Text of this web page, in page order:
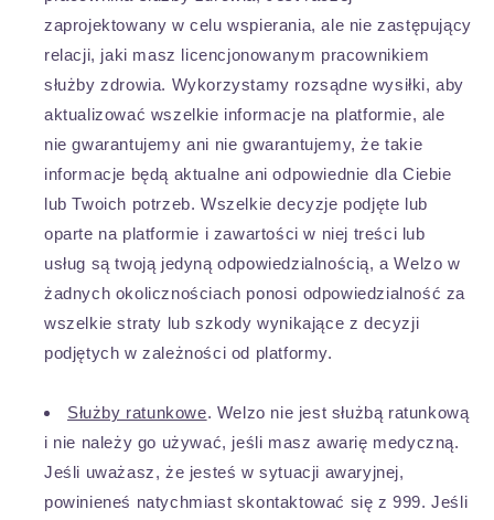
zaprojektowany w celu wspierania, ale nie zastępujący
relacji, jaki masz licencjonowanym pracownikiem
służby zdrowia. Wykorzystamy rozsądne wysiłki, aby
aktualizować wszelkie informacje na platformie, ale
nie gwarantujemy ani nie gwarantujemy, że takie
informacje będą aktualne ani odpowiednie dla Ciebie
lub Twoich potrzeb. Wszelkie decyzje podjęte lub
oparte na platformie i zawartości w niej treści lub
usług są twoją jedyną odpowiedzialnością, a Welzo w
żadnych okolicznościach ponosi odpowiedzialność za
wszelkie straty lub szkody wynikające z decyzji
podjętych w zależności od platformy.
Służby ratunkowe. Welzo nie jest służbą ratunkową
i nie należy go używać, jeśli masz awarię medyczną.
Jeśli uważasz, że jesteś w sytuacji awaryjnej,
powinieneś natychmiast skontaktować się z 999. Jeśli